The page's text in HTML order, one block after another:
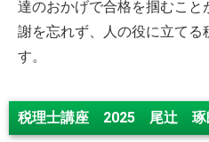
達のおかげで合格を掴むこ
謝を忘れず、人の役に立てる
す。
税理士講座 2025 尾辻 琢